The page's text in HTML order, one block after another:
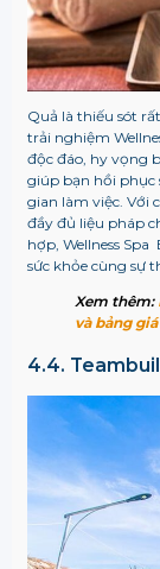
Quả là thiếu sót
trải nghiệm
độc đáo, hy vọng
giúp bạn hồi phục
gian làm việc. Với
đầy đủ liệu pháp
hợp, Wellness
sức khỏe cùng sự
Xem thêm:
và bảng
4.4.